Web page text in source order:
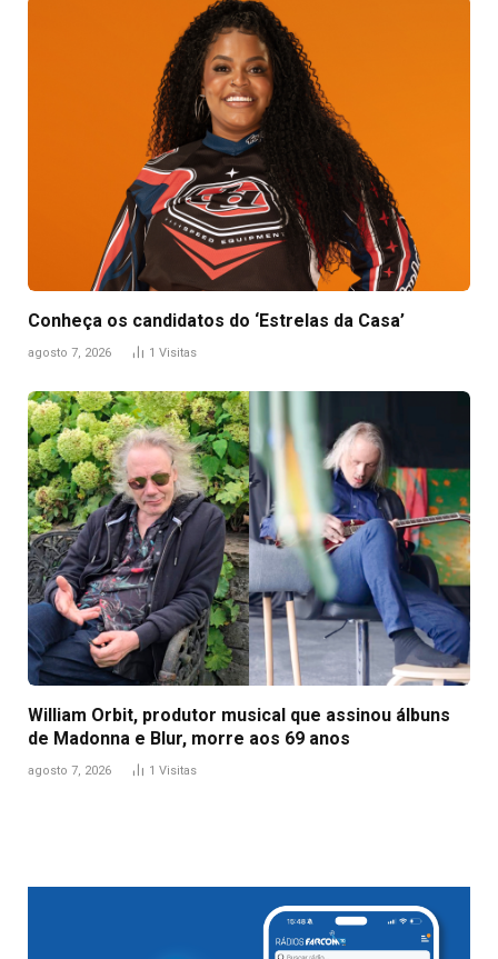
Conheça os candidatos do ‘Estrelas da Casa’
agosto 7, 2026 1 Visitas
William Orbit, produtor musical que assinou álbuns
de Madonna e Blur, morre aos 69 anos
agosto 7, 2026 1 Visitas